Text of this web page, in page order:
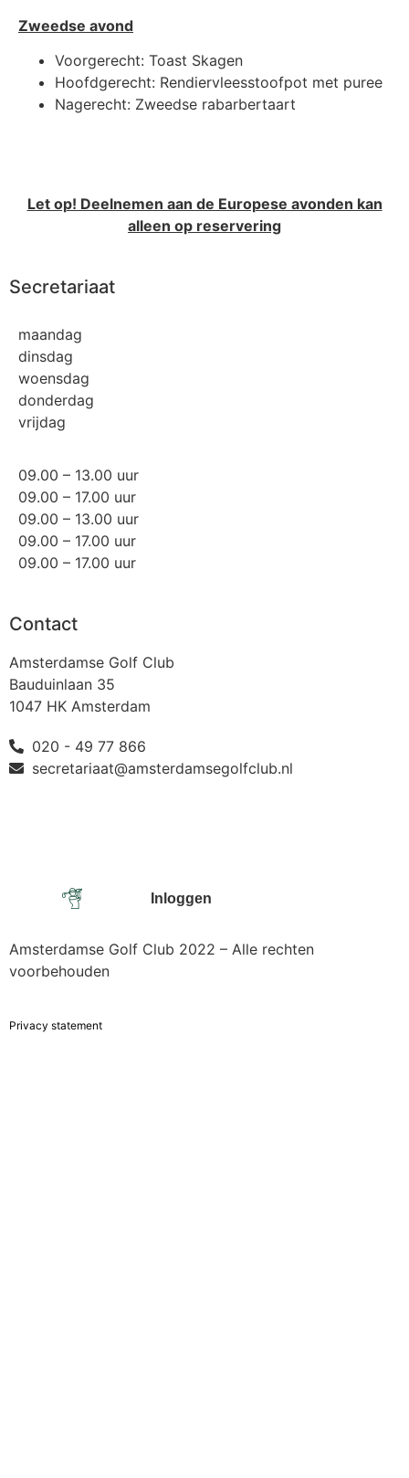
Zweedse avond
Voorgerecht: Toast Skagen
Hoofdgerecht: Rendiervleesstoofpot met puree
Nagerecht: Zweedse rabarbertaart
Let op! Deelnemen aan de Europese avonden kan
alleen op reservering
Secretariaat
maandag
dinsdag
woensdag
donderdag
vrijdag
09.00 – 13.00 uur
09.00 – 17.00 uur
09.00 – 13.00 uur
09.00 – 17.00 uur
09.00 – 17.00 uur
Contact
Amsterdamse Golf Club
Bauduinlaan 35
1047 HK Amsterdam
020 - 49 77 866
secretariaat@amsterdamsegolfclub.nl
Inloggen
Amsterdamse Golf Club 2022 – Alle rechten
voorbehouden
Privacy statement